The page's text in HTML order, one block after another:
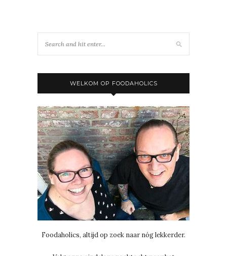
WELKOM OP FOODAHOLICS
Foodaholics, altijd op zoek naar nóg lekkerder.